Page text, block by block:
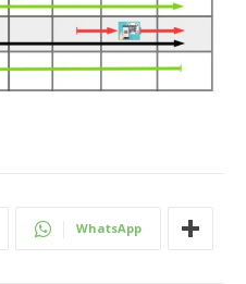
WhatsApp